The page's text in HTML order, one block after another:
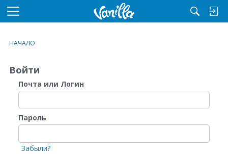
M
u
НАЧАЛО
Войти
Почта или Логин
Пароль
Забыли?